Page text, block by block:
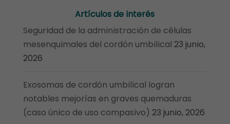
Artículos de interés
Seguridad de la administración de células
mesenquimales del cordón umbilical 23 junio,
2026
Exosomas de cordón umbilical logran
notables mejorías en graves quemaduras
(caso único de uso compasivo) 23 junio, 2026